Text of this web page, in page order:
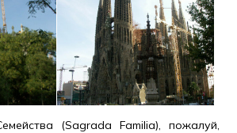
(Sagrada Familia), пожалуй,